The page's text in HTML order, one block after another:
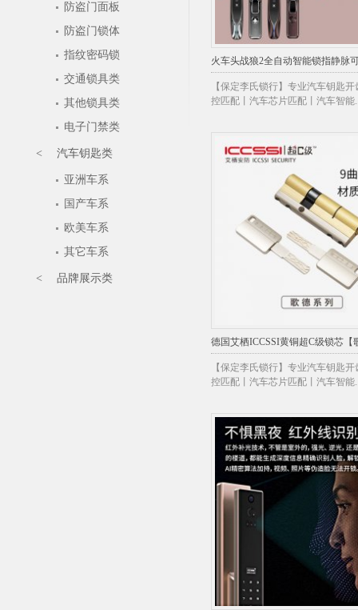
防盗门面板
防盗门锁体
指纹密码锁
交通锁具类
其他锁具类
电子门禁类
< 汽车钥匙类
亚洲车系
国产车系
欧美车系
其它车系
< 品牌展示类
火车头战狼2全自动智能锁指静脉
【保定李氏锁行】专业汽车钥匙
控匹配丨汽车芯片匹配丨汽车智能
德国艾栖ICCSSI黄铜超C级锁芯【
【保定李氏锁行】专业汽车钥匙
控匹配丨汽车芯片匹配丨汽车智能